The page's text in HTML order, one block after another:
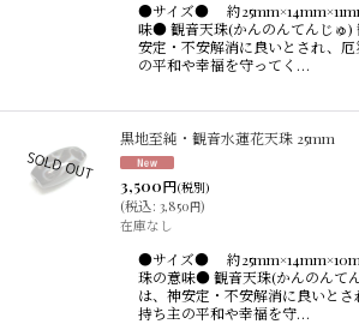
●サイズ● 約
味● 観音天珠(かんのんてんじゅ)
安定・不安解消に良いとされ、
の平和や幸福を守ってく…
黒地至純・観音水蓮花天珠 25mm
3,500円(税別)
(税込: 3,850円)
在庫なし
●サイズ● 約
珠の意味● 観音天珠(かんのんて
は、神安定・不安解消に良いとさ
持ち主の平和や幸福を守…